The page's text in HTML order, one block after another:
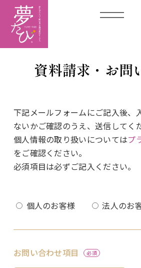
資料請求・お問
下記メールフォームにご記入後、
ないかご確認のうえ、送信してく
個人情報の取り扱いについてはプ
をご確認ください。
必須項目は必ずご記入ください。
個人のお客様 法人のお
お問い合わせ項目